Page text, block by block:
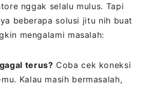
nggak selalu mulus. Tapi
beberapa solusi jitu nih buat
mengalami masalah:
terus? Coba cek koneksi
Kalau masih bermasalah,